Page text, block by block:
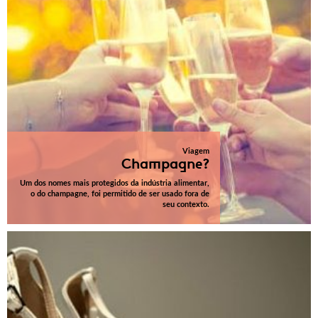
Viagem
Champagne?
Um dos nomes mais protegidos da indústria alimentar,
o do champagne, foi permitido de ser usado fora de
seu contexto.